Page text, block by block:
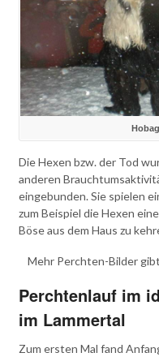
Die Hexen bzw. der Tod
anderen
eingebunden. Sie spielen
zum Beispiel die Hexen
Böse aus dem Haus zu
Mehr Perchten-Bilder
Perchtenlauf im
im Lammertal
Zum ersten Mal fand